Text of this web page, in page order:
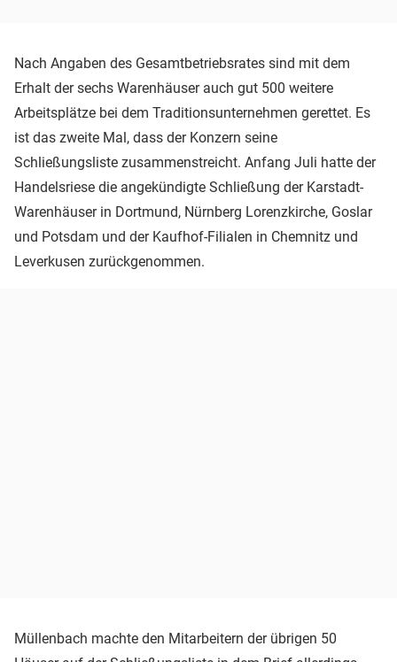
Nach Angaben des Gesamtbetriebsrates sind mit dem
Erhalt der sechs Warenhäuser auch gut 500 weitere
Arbeitsplätze bei dem Traditionsunternehmen gerettet. Es
ist das zweite Mal, dass der Konzern seine
Schließungsliste zusammenstreicht. Anfang Juli hatte der
Handelsriese die angekündigte Schließung der Karstadt-
Warenhäuser in Dortmund, Nürnberg Lorenzkirche, Goslar
und Potsdam und der Kaufhof-Filialen in Chemnitz und
Leverkusen zurückgenommen.
Müllenbach machte den Mitarbeitern der übrigen 50